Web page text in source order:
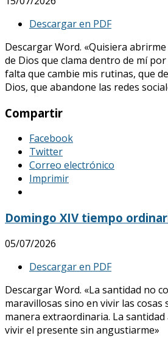
Descargar en PDF
Descargar Word. «Quisiera
de Dios que clama dentro de mí por
falta que cambie mis rutinas, que
Dios, que abandone las redes
Compartir
Facebook
Twitter
Correo electrónico
Imprimir
Domingo XIV tiempo
05/07/2026
Descargar en PDF
Descargar Word. «La santidad no
maravillosas sino en vivir las cosas
manera extraordinaria. La santidad
vivir el presente sin angustiarme»